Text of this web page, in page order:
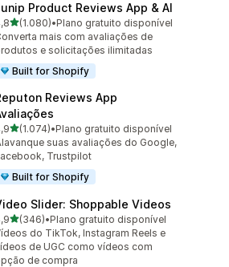
Product Reviews App & AI
de 5 estrelas
(1.080)
avaliações ao todo
•Plano gratuito disponível
mais com avaliações de
e solicitações ilimitadas
Built for Shopify
Reviews App
de 5 estrelas
(1.074)
avaliações ao todo
•Plano gratuito disponível
suas avaliações do Google,
Trustpilot
Built for Shopify
Slider: Shoppable Videos
de 5 estrelas
(346)
avaliações ao todo
•Plano gratuito disponível
do TikTok, Instagram Reels e
de UGC como vídeos com
de compra